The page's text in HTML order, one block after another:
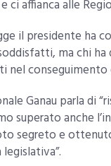
ci affianca alle
il presidente ha
ma chi
nel conseguimento
Ganau parla di
superato anche
segreto e